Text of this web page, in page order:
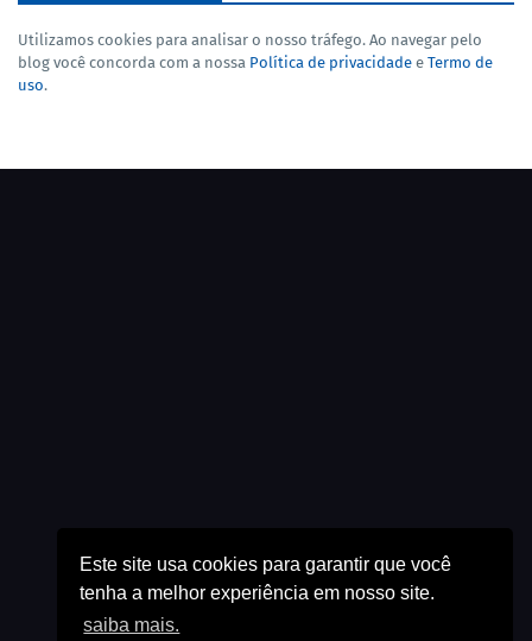
Este site usa cookies para garantir que você
tenha a melhor experiência em nosso site.
saiba mais.
Utilizamos cookies para analisar o nosso tráfego. Ao navegar pelo
blog você concorda com a nossa Política de privacidade e Termo de
uso.